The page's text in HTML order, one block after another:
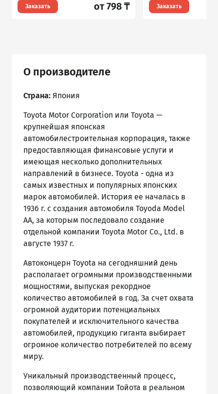
Заказать от 798 ₸ Заказать
О производителе
Страна: Япония
Toyota Motor Corporation или Toyota —
крупнейшая японская
автомобилестроительная корпорация, также
предоставляющая финансовые услуги и
имеющая несколько дополнительных
направлений в бизнесе. Toyota - одна из
самых известных и популярных японских
марок автомобилей. История ее началась в
1936 г. с создания автомобиля Toyoda Model
AA, за которым последовало создание
отдельной компании Toyota Motor Co., Ltd. в
августе 1937 г.
Автоконцерн Toyota на сегодняшний день
располагает огромными производственными
мощностями, выпуская рекордное
количество автомобилей в год. За счет охвата
огромной аудитории потенциальных
покупателей и исключительного качества
автомобилей, продукцию гиганта выбирает
огромное количество потребителей по всему
миру.
Уникальный производственный процесс,
позволяющий компании Тойота в реальном